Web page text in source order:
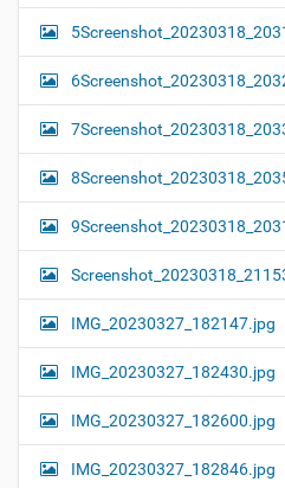
IMG_20230327_182147.jpg
IMG_20230327_182430.jpg
IMG_20230327_182600.jpg
IMG_20230327_182846.jpg